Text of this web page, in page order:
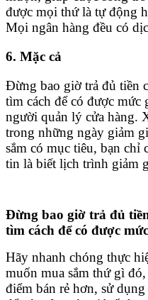
được mọi thứ là tự động
Mọi ngân hàng đều có
6. Mặc cả
Đừng bao giờ trả đủ tiền
tìm cách để có được
người quản lý cửa hàng.
trong những ngày giảm
sắm có mục tiêu, bạn chỉ
tin là biết lịch trình giảm
Đừng bao giờ trả đủ
tìm cách để có được
Hãy nhanh chóng thực
muốn mua sắm thứ gì
điểm bán rẻ hơn, sử